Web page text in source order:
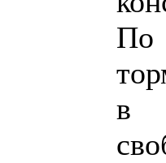
По
в